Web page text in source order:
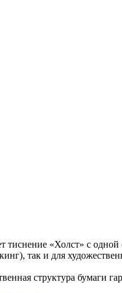
тиснение «Холст» c
так и для
структура бумаги